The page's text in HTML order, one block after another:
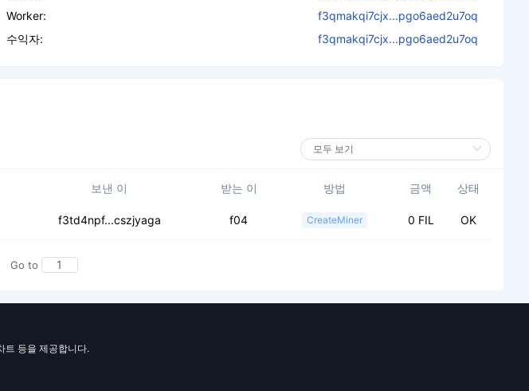
Worker:
f3qmakqi7cjx...pgo6aed2u7oq
수익자:
f3qmakqi7cjx...pgo6aed2u7oq
보낸 이 받는 이 방법 금액 상태
f3td4npf...cszjyaga f04 CreateMiner 0 FIL OK
Go to
트 등을 제공합니다.